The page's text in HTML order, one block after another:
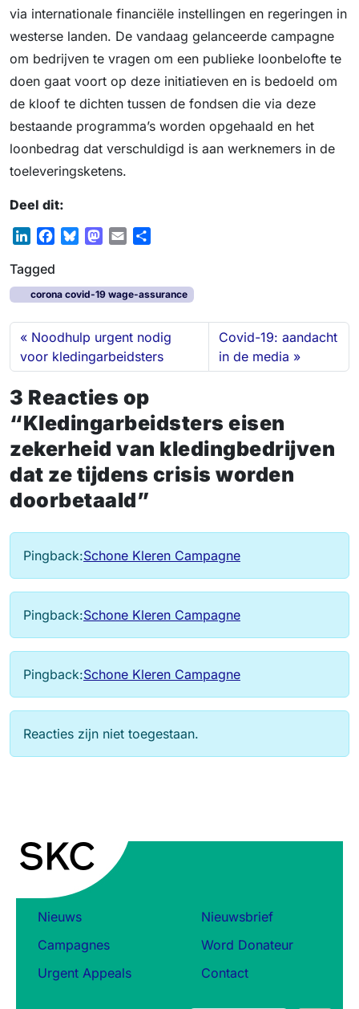
via internationale financiële instellingen en regeringen in
westerse landen. De vandaag gelanceerde campagne
om bedrijven te vragen om een publieke loonbelofte te
doen gaat voort op deze initiatieven en is bedoeld om
de kloof te dichten tussen de fondsen die via deze
bestaande programma’s worden opgehaald en het
loonbedrag dat verschuldigd is aan werknemers in de
toeleveringsketens.
Deel dit:
n
k
e
d
I
n
e
b
o
o
k
e
s
k
y
M
t
o
d
o
n
i
l
r
e
Tagged
corona covid-19 wage-assurance
Noodhulp urgent nodig
voor kledingarbeidsters
Covid-19: aandacht
in de media
3 Reacties op
“Kledingarbeidsters eisen
zekerheid van kledingbedrijven
dat ze tijdens crisis worden
doorbetaald”
Pingback:Schone Kleren Campagne
Pingback:Schone Kleren Campagne
Pingback:Schone Kleren Campagne
Reacties zijn niet toegestaan.
Nieuws
Campagnes
Urgent Appeals
Nieuwsbrief
Word Donateur
Contact